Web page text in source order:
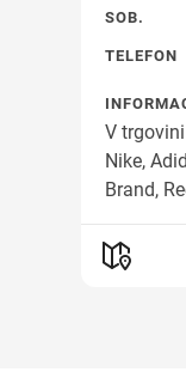
SOB.
TELEFON
V
Nike,
Brand,